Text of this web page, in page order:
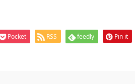
Pocket RSS feedly Pin it